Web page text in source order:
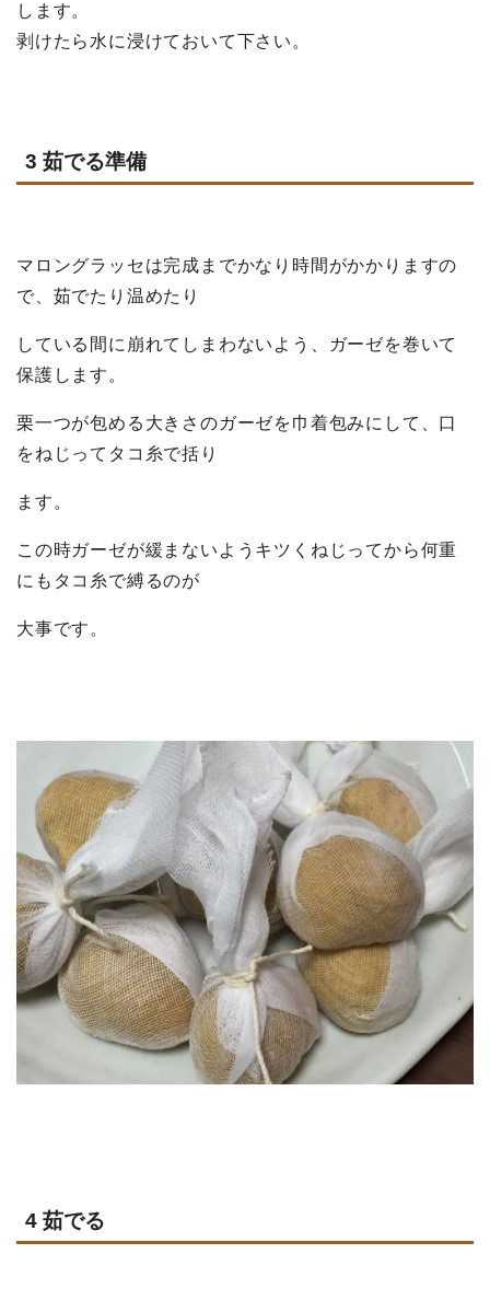
します。
剥けたら水に浸けておいて下さい。
3 茹でる準備
マロングラッセは完成までかなり時間がかかりますの
で、茹でたり温めたり
して いる間に崩れてしまわないよう、ガーゼを巻いて
保護します。
栗一つが包める大きさのガーゼを巾着包みにして、口
をねじってタコ糸で括り
ます。
この時ガーゼが緩まないようキツくねじってから何重
にもタコ糸で縛るのが
大事です。
4 茹でる